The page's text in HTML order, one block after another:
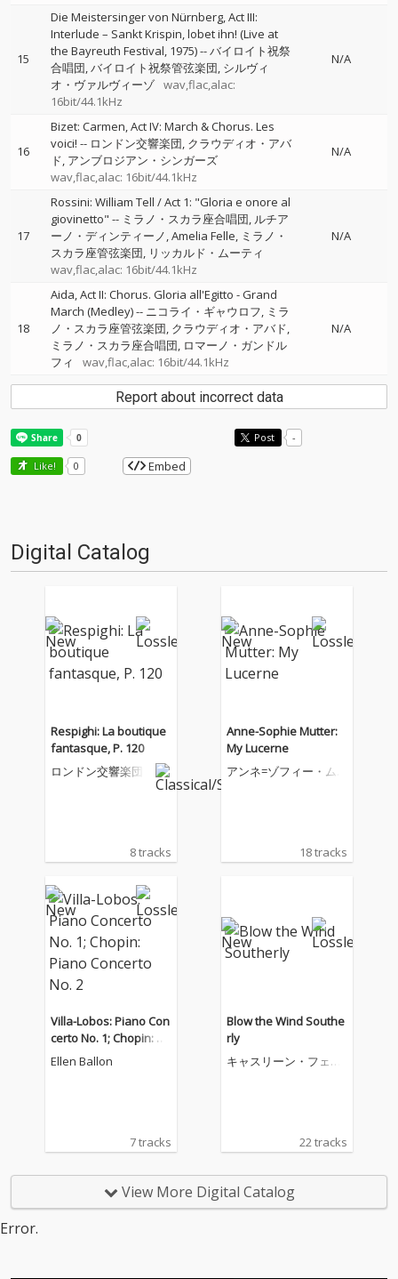
15
Die Meistersinger von Nürnberg, Act III:
Interlude – Sankt Krispin, lobet ihn! (Live at
the Bayreuth Festival, 1975)--バイロイト祝祭
合唱団 バイロイト祝祭管弦楽団 シルヴィ
オ・ヴァルヴィーゾ wav,flac,alac:
16bit/44.1kHz
N/A
16
Bizet: Carmen, Act IV: March & Chorus. Les
voici! -- ロンドン交響楽団 クラウディオ・アバ
ド アンブロジアン・シンガーズ
wav,flac,alac: 16bit/44.1kHz
N/A
17
Rossini: William Tell / Act 1: "Gloria e onore al
giovinetto" -- ミラノ・スカラ座合唱団 ルチア
ーノ・ディンティーノ Amelia Felle ミラノ・
スカラ座管弦楽団 リッカルド・ムーティ
wav,flac,alac: 16bit/44.1kHz
N/A
18
Aida, Act II: Chorus. Gloria all'Egitto - Grand
March (Medley)-- ニコライ・ギャウロフ ミラ
ノ・スカラ座管弦楽団 クラウディオ・アバド
ミラノ・スカラ座合唱団 ロマーノ・ガンドル
フィ
wav,flac,alac: 16bit/44.1kHz
N/A
Report about incorrect data
Post -
Like! 0 Embed
Digital Catalog
Respighi: La boutique
fantasque, P. 120
ロンドン交響楽団
8 tracks
Anne-Sophie Mutter:
My Lucerne
アンネ=ゾフィー・ム
18 tracks
Villa-Lobos: Piano Con
certo No. 1; Chopin: Pi
ano Concerto No. 2
Ellen Ballon
7 tracks
Blow the Wind Southe
rly
キャスリーン・フェリ
22 tracks
View More Digital Catalog
Error.